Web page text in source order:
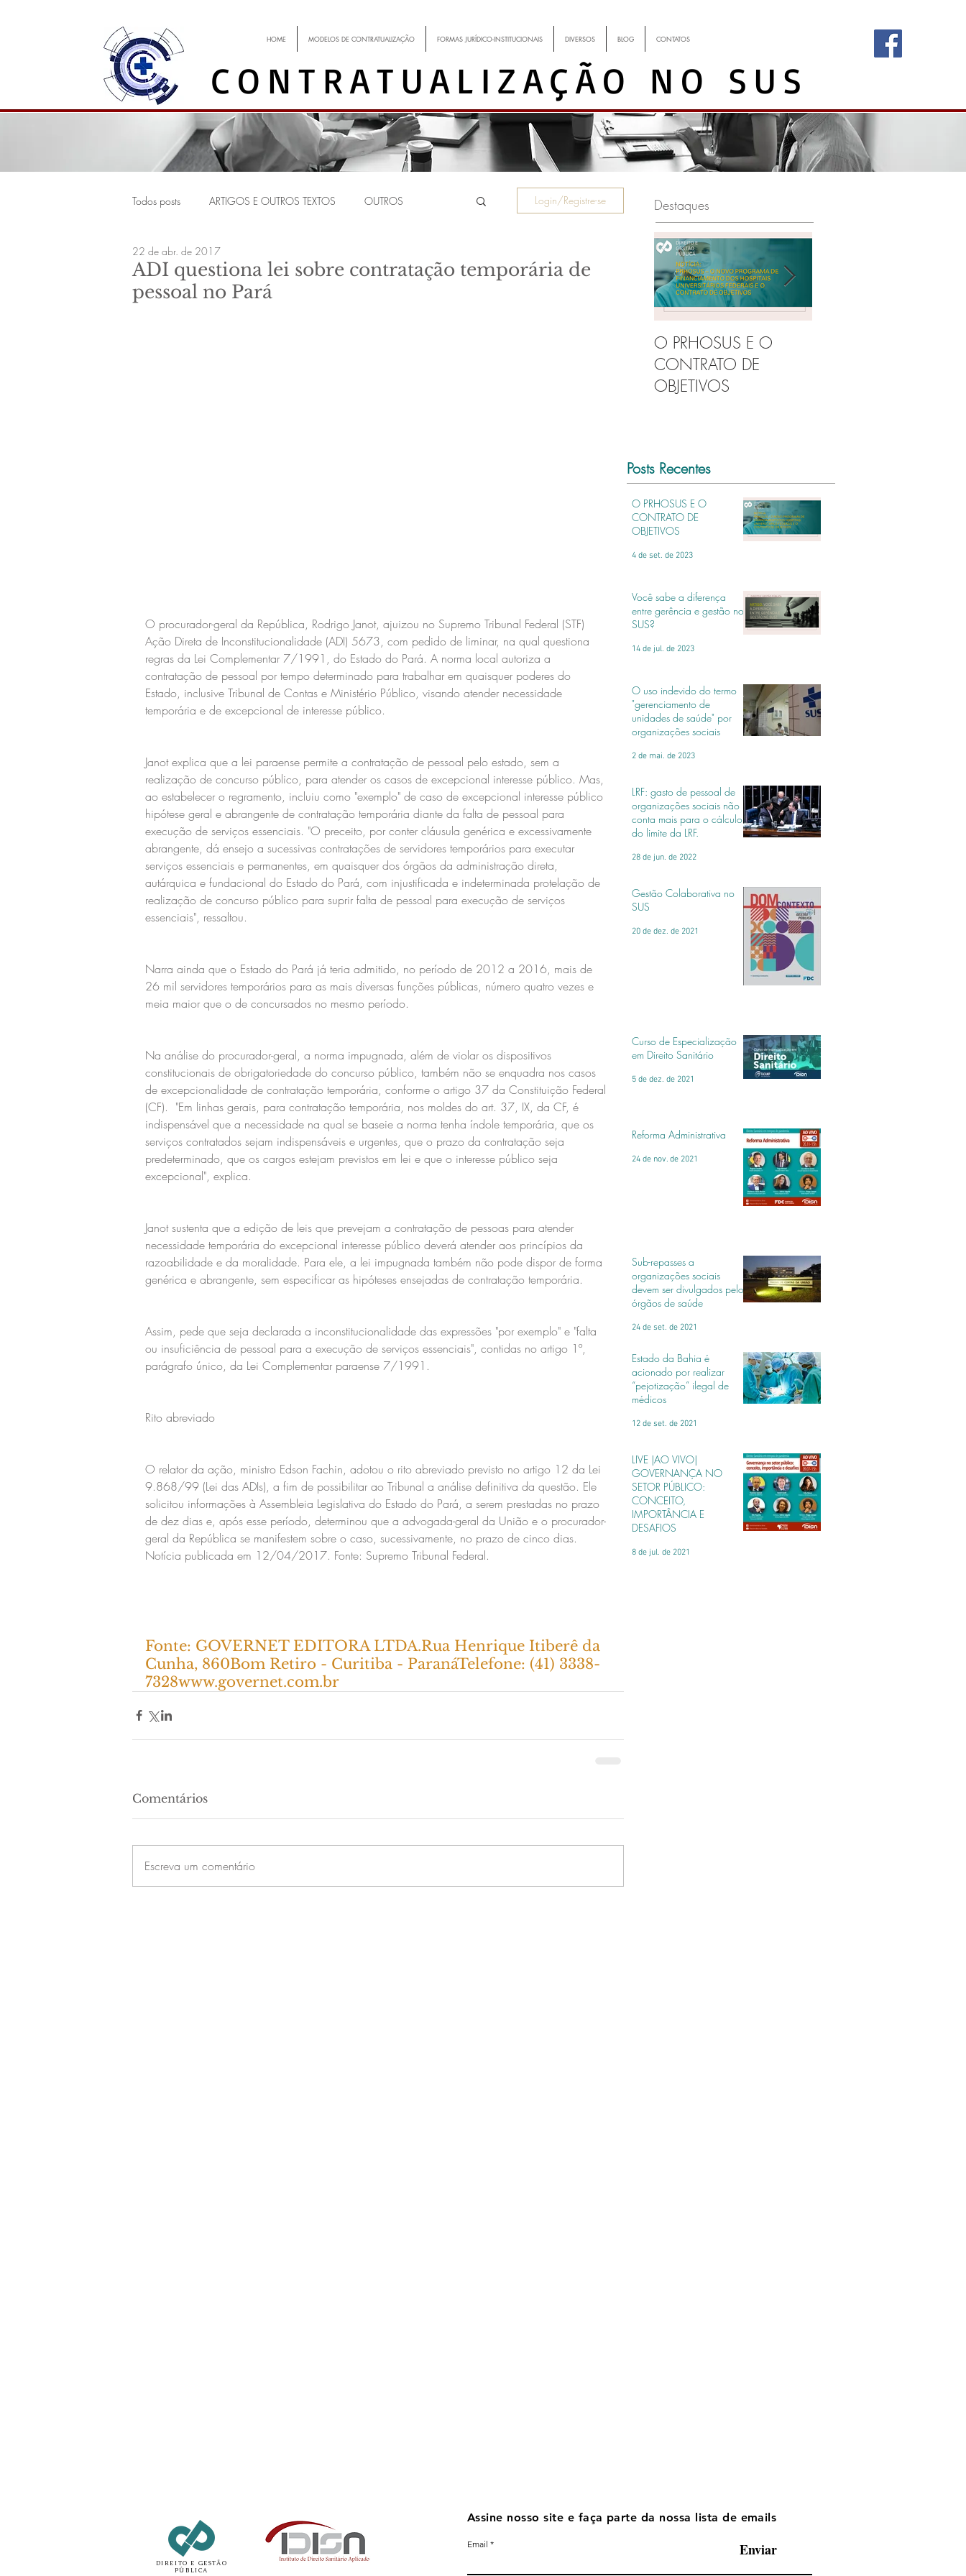
HOME MODELOS DE CONTRATUALIZAÇÃO FORMAS JURÍDICO-INSTITUCIONAIS DIVERSOS BLOG CONTATOS
CONTRATUALIZAÇÃO NO SUS
Todos posts ARTIGOS E OUTROS TEXTOS OUTROS
EVENTOS Começar Sua comunidade
Login/Registre-se
ADI questiona lei sobre contratação temporária de
pessoal no Pará
22 de abr. de 2017
O procurador-geral da República, Rodrigo Janot, ajuizou no Supremo Tribunal Federal (STF)
Ação Direta de Inconstitucionalidade (ADI) 5673, com pedido de liminar, na qual questiona
regras da Lei Complementar 7/1991, do Estado do Pará. A norma local autoriza a
contratação de pessoal por tempo determinado para trabalhar em quaisquer poderes do
Estado, inclusive Tribunal de Contas e Ministério Público, visando atender necessidade
temporária e de excepcional de interesse público.
Janot explica que a lei paraense permite a contratação de pessoal pelo estado, sem a
realização de concurso público, para atender os casos de excepcional interesse público. Mas,
ao estabelecer o regramento, incluiu como "exemplo" de caso de excepcional interesse público
hipótese geral e abrangente de contratação temporária diante da falta de pessoal para
execução de serviços essenciais. "O preceito, por conter cláusula genérica e excessivamente
abrangente, dá ensejo a sucessivas contratações de servidores temporários para executar
serviços essenciais e permanentes, em quaisquer dos órgãos da administração direta,
autárquica e fundacional do Estado do Pará, com injustificada e indeterminada protelação de
realização de concurso público para suprir falta de pessoal para execução de serviços
essenciais", ressaltou.
Narra ainda que o Estado do Pará já teria admitido, no período de 2012 a 2016, mais de
26 mil servidores temporários para as mais diversas funções públicas, número quatro vezes e
meia maior que o de concursados no mesmo período.
Na análise do procurador-geral, a norma impugnada, além de violar os dispositivos
constitucionais de obrigatoriedade do concurso público, também não se enquadra nos casos
de excepcionalidade de contratação temporária, conforme o artigo 37 da Constituição Federal
(CF).  "Em linhas gerais, para contratação temporária, nos moldes do art. 37, IX, da CF, é
indispensável que a necessidade na qual se baseie a norma tenha índole temporária, que os
serviços contratados sejam indispensáveis e urgentes, que o prazo da contratação seja
predeterminado, que os cargos estejam previstos em lei e que o interesse público seja
excepcional", explica.
Janot sustenta que a edição de leis que prevejam a contratação de pessoas para atender
necessidade temporária do excepcional interesse público deverá atender aos princípios da
razoabilidade e da moralidade. Para ele, a lei impugnada também não pode dispor de forma
genérica e abrangente, sem especificar as hipóteses ensejadas de contratação temporária.
Assim, pede que seja declarada a inconstitucionalidade das expressões "por exemplo" e "falta
ou insuficiência de pessoal para a execução de serviços essenciais", contidas no artigo 1º,
parágrafo único, da Lei Complementar paraense 7/1991.
Rito abreviado
O relator da ação, ministro Edson Fachin, adotou o rito abreviado previsto no artigo 12 da Lei
9.868/99 (Lei das ADIs), a fim de possibilitar ao Tribunal a análise definitiva da questão. Ele
solicitou informações à Assembleia Legislativa do Estado do Pará, a serem prestadas no prazo
de dez dias e, após esse período, determinou que a advogada-geral da União e o procurador-
geral da República se manifestem sobre o caso, sucessivamente, no prazo de cinco dias.
Notícia publicada em 12/04/2017. Fonte: Supremo Tribunal Federal.
Fonte: GOVERNET EDITORA LTDA.Rua Henrique Itiberê da
Cunha, 860Bom Retiro - Curitiba - ParanáTelefone: (41) 3338-
7328www.governet.com.br
Comentários
Escreva um comentário
Destaques
O PRHOSUS E O
CONTRATO DE
OBJETIVOS
Posts Recentes
O PRHOSUS E O
CONTRATO DE
OBJETIVOS
4 de set. de 2023
Você sabe a diferença
entre gerência e gestão no
SUS?
14 de jul. de 2023
O uso indevido do termo
"gerenciamento de
unidades de saúde" por
organizações sociais
2 de mai. de 2023
LRF: gasto de pessoal de
organizações sociais não
conta mais para o cálculo
do limite da LRF.
28 de jun. de 2022
Gestão Colaborativa no
SUS
20 de dez. de 2021
Curso de Especialização
em Direito Sanitário
5 de dez. de 2021
Reforma Administrativa
24 de nov. de 2021
Sub-repasses a
organizações sociais
devem ser divulgados pelos
órgãos de saúde
24 de set. de 2021
Estado da Bahia é
acionado por realizar
“pejotização” ilegal de
médicos
12 de set. de 2021
LIVE |AO VIVO|
GOVERNANÇA NO
SETOR PÚBLICO:
CONCEITO,
IMPORTÂNCIA E
DESAFIOS
8 de jul. de 2021
DIREITO E GESTÃO
PÚBLICA
Assine nosso site e faça parte da nossa lista de emails
Email Enviar